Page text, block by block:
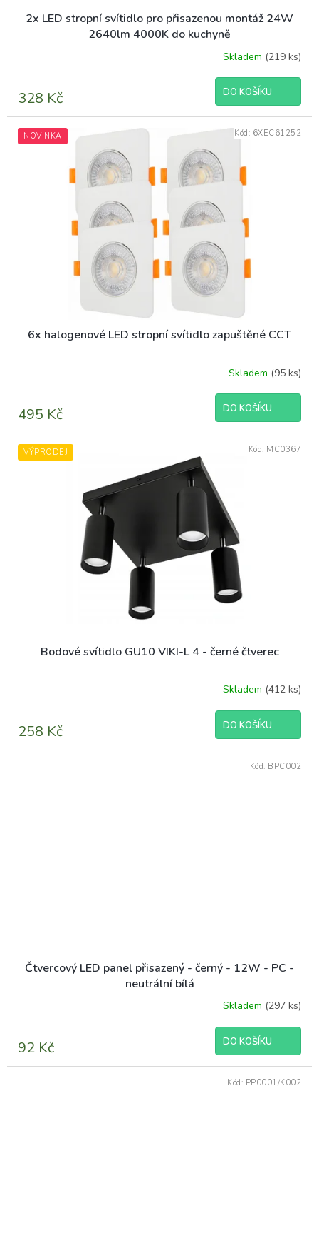
2x LED stropní svítidlo pro přisazenou montáž 24W
2640lm 4000K do kuchyně
Skladem (219 ks)
328 Kč DO KOŠÍKU
NOVINKA
6x halogenové LED stropní svítidlo zapuštěné CCT
Skladem (95 ks)
495 Kč DO KOŠÍKU
Kód: 6XEC61252
VÝPRODEJ
Bodové svítidlo GU10 VIKI-L 4 - černé čtverec
je
Skladem (412 ks)
258 Kč DO KOŠÍKU
Kód: MC0367
Čtvercový LED panel přisazený - černý - 12W - PC -
neutrální bílá
Skladem (297 ks)
92 Kč DO KOŠÍKU
Kód: BPC002
Kód: PP0001/K002